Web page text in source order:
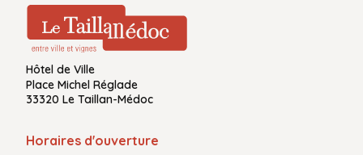
Hôtel de Ville
Place Michel Réglade
33320 Le Taillan-Médoc
Horaires d'ouverture